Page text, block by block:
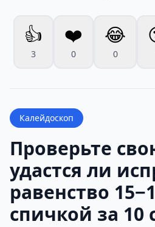
👍
3
❤️
0
😂
0
Калейдоскоп
Проверьте
удастся ли
равенство
спичкой за 10